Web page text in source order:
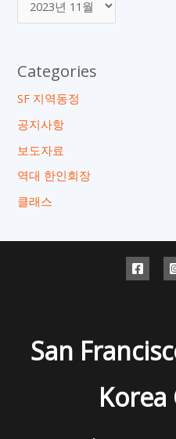
Categories
SF 지역동정
공지사항
보도자료
역대 한인회장
클래스
San